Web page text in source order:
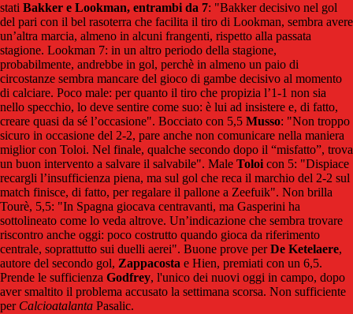
stati Bakker e Lookman, entrambi da 7: "Bakker decisivo nel gol
del pari con il bel rasoterra che facilita il tiro di Lookman, sembra avere
un’altra marcia, almeno in alcuni frangenti, rispetto alla passata
stagione. Lookman 7: in un altro periodo della stagione,
probabilmente, andrebbe in gol, perchè in almeno un paio di
circostanze sembra mancare del gioco di gambe decisivo al momento
di calciare. Poco male: per quanto il tiro che propizia l’1-1 non sia
nello specchio, lo deve sentire come suo: è lui ad insistere e, di fatto,
creare quasi da sé l’occasione". Bocciato con 5,5 Musso: "Non troppo
sicuro in occasione del 2-2, pare anche non comunicare nella maniera
miglior con Toloi. Nel finale, qualche secondo dopo il “misfatto”, trova
un buon intervento a salvare il salvabile". Male Toloi con 5: "Dispiace
recargli l’insufficienza piena, ma sul gol che reca il marchio del 2-2 sul
match finisce, di fatto, per regalare il pallone a Zeefuik". Non brilla
Tourè, 5,5: "In Spagna giocava centravanti, ma Gasperini ha
sottolineato come lo veda altrove. Un’indicazione che sembra trovare
riscontro anche oggi: poco costrutto quando gioca da riferimento
centrale, soprattutto sui duelli aerei". Buone prove perDe Ketelaere,
autore del secondo gol, Zappacosta e Hien, premiati con un 6,5.
Prende le sufficienza Godfrey, l'unico dei nuovi oggi in campo, dopo
aver smaltito il problema accusato la settimana scorsa. Non sufficiente
per Calcioatalanta Pasalic.